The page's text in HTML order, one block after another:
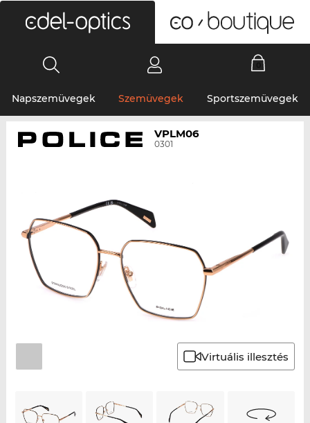
Napszemüvegek Szemüvegek Sportszemüvegek
VPLM06
0301
Virtuális illesztés